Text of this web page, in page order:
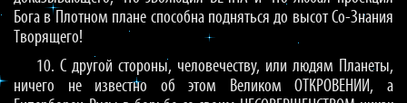
Бога в Плотном плане способна подняться до высот Со-Знания
Творящего!
10. С другой стороны, человечеству, или людям Планеты,
ничего не известно об этом Великом ОТКРОВЕНИИ, а